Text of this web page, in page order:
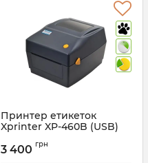
Принтер етикеток
Xprinter XP-460B (USB)
3 400 грн